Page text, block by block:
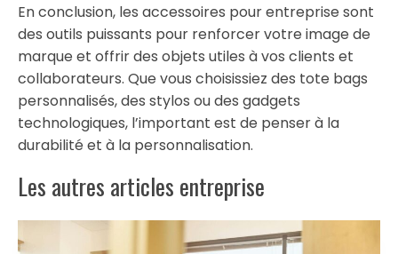
En conclusion, les accessoires pour entreprise sont
des outils puissants pour renforcer votre image de
marque et offrir des objets utiles à vos clients et
collaborateurs. Que vous choisissiez des tote bags
personnalisés, des stylos ou des gadgets
technologiques, l’important est de penser à la
durabilité et à la personnalisation.
Les autres articles entreprise